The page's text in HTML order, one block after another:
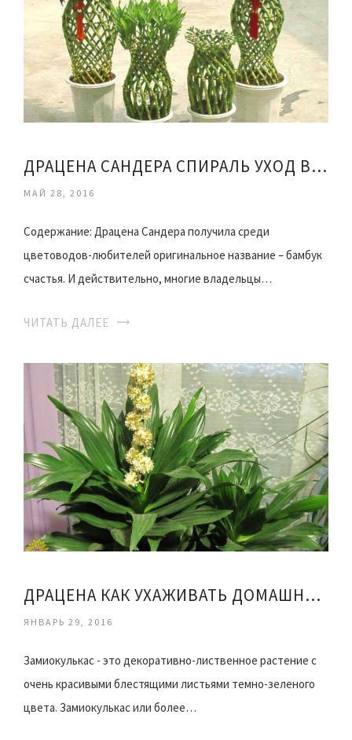
ДРАЦЕНА САНДЕРА СПИРАЛЬ УХОД В ДОМАШНИХ УСЛОВИЯХ
МАЙ 28, 2016
Содержание: Драцена Сандера получила среди
цветоводов-любителей оригинальное название – бамбук
счастья. И действительно, многие владельцы…
ЧИТАТЬ ДАЛЕЕ
ДРАЦЕНА КАК УХАЖИВАТЬ ДОМАШНИХ УСЛОВИЯХ ФОТО
ЯНВАРЬ 29, 2016
Замиокулькас - это декоративно-лиственное растение с
очень красивыми блестящими листьями темно-зеленого
цвета. Замиокулькас или более…